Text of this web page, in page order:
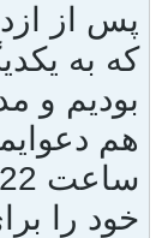
پس از
که به
بوديم و
هم
خود را